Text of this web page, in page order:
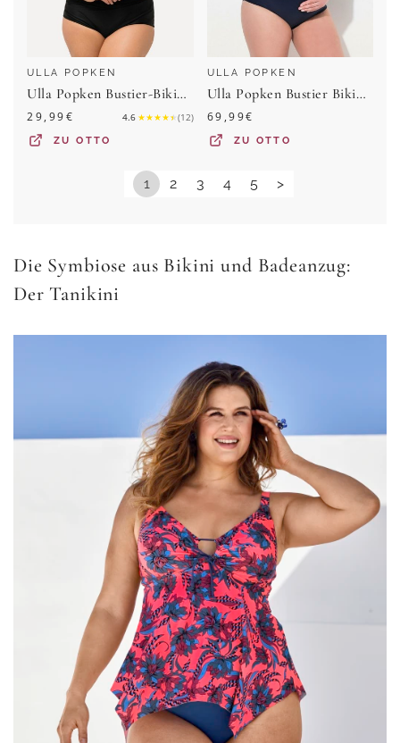
ULLA POPKEN
Ulla Popken Bustier-Bikini Bikini-Top Drapierung Softcups Träger verstellbar
29,99€ 4.6 ★★★★★ (12)
ZUOTTO
ULLA POPKEN
Ulla Popken Bustier Bikini ohne Softcups breiter Elastikbund Schwangerschaft
69,99€
ZU OTTO
1 2 3 4 5 >
Die Symbiose aus Bikini und Badeanzug:
Der Tanikini